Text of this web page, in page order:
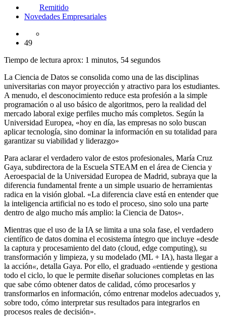
Remitido
Novedades Empresariales
49
Tiempo de lectura aprox: 1 minutos, 54 segundos
La Ciencia de Datos se consolida como una de las disciplinas
universitarias con mayor proyección y atractivo para los estudiantes.
A menudo, el desconocimiento reduce esta profesión a la simple
programación o al uso básico de algoritmos, pero la realidad del
mercado laboral exige perfiles mucho más completos. Según la
Universidad Europea, «hoy en día, las empresas no solo buscan
aplicar tecnología, sino dominar la información en su totalidad para
garantizar su viabilidad y liderazgo»
Para aclarar el verdadero valor de estos profesionales, María Cruz
Gaya, subdirectora de la Escuela STEAM en el área de Ciencia y
Aeroespacial de la Universidad Europea de Madrid, subraya que la
diferencia fundamental frente a un simple usuario de herramientas
radica en la visión global. «La diferencia clave está en entender que
la inteligencia artificial no es todo el proceso, sino solo una parte
dentro de algo mucho más amplio: la Ciencia de Datos».
Mientras que el uso de la IA se limita a una sola fase, el verdadero
científico de datos domina el ecosistema íntegro que incluye «desde
la captura y procesamiento del dato (cloud, edge computing), su
transformación y limpieza, y su modelado (ML + IA), hasta llegar a
la acción«, detalla Gaya. Por ello, el graduado «entiende y gestiona
todo el ciclo, lo que le permite diseñar soluciones completas en las
que sabe cómo obtener datos de calidad, cómo procesarlos y
transformarlos en información, cómo entrenar modelos adecuados y,
sobre todo, cómo interpretar sus resultados para integrarlos en
procesos reales de decisión».